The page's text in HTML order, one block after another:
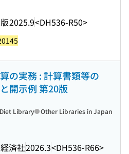
2025.9<DH536-R50>
の実務 : 計算書類等の
開示例 第20版
済社2026.3<DH536-R66>
Library Other Libraries in Japan